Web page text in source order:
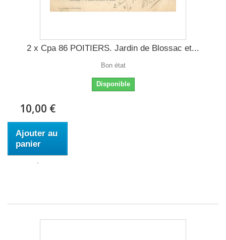
2 x Cpa 86 POITIERS. Jardin de Blossac et...
Bon état
Disponible
10,00 €
Ajouter au
panier